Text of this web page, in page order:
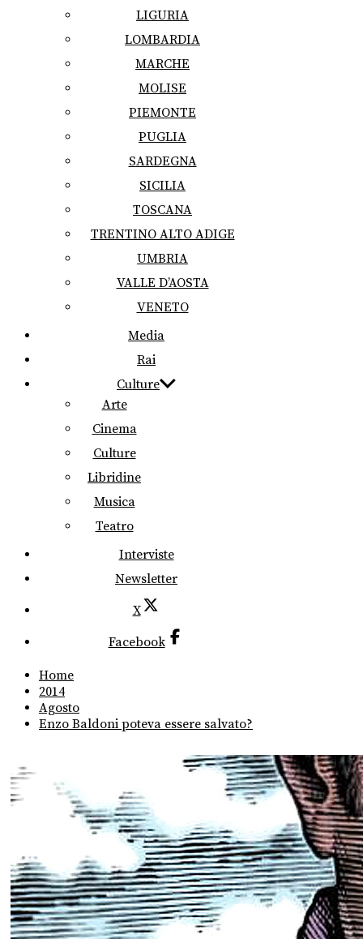
LIGURIA
LOMBARDIA
MARCHE
MOLISE
PIEMONTE
PUGLIA
SARDEGNA
SICILIA
TOSCANA
TRENTINO ALTO ADIGE
UMBRIA
VALLE D’AOSTA
VENETO
Media
Rai
Culture
Arte
Cinema
Culture
Libridine
Musica
Teatro
Interviste
Newsletter
X
Facebook
Home
2014
Agosto
Enzo Baldoni poteva essere salvato?